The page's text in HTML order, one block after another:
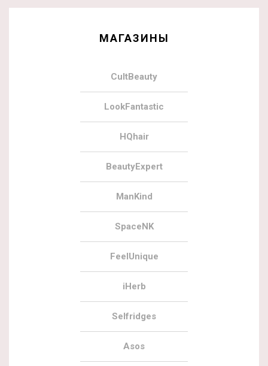
МАГАЗИНЫ
CultBeauty
LookFantastic
HQhair
BeautyExpert
ManKind
SpaceNK
FeelUnique
iHerb
Selfridges
Asos